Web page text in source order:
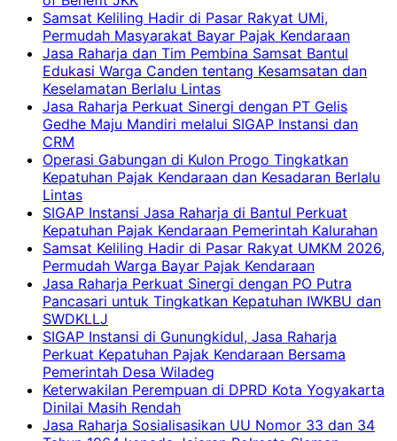
Samsat Keliling Hadir di Pasar Rakyat UMi,
Permudah Masyarakat Bayar Pajak Kendaraan
Jasa Raharja dan Tim Pembina Samsat Bantul
Edukasi Warga Canden tentang Kesamsatan dan
Keselamatan Berlalu Lintas
Jasa Raharja Perkuat Sinergi dengan PT Gelis
Gedhe Maju Mandiri melalui SIGAP Instansi dan
CRM
Operasi Gabungan di Kulon Progo Tingkatkan
Kepatuhan Pajak Kendaraan dan Kesadaran Berlalu
Lintas
SIGAP Instansi Jasa Raharja di Bantul Perkuat
Kepatuhan Pajak Kendaraan Pemerintah Kalurahan
Samsat Keliling Hadir di Pasar Rakyat UMKM 2026,
Permudah Warga Bayar Pajak Kendaraan
Jasa Raharja Perkuat Sinergi dengan PO Putra
Pancasari untuk Tingkatkan Kepatuhan IWKBU dan
SWDKLLJ
SIGAP Instansi di Gunungkidul, Jasa Raharja
Perkuat Kepatuhan Pajak Kendaraan Bersama
Pemerintah Desa Wiladeg
Keterwakilan Perempuan di DPRD Kota Yogyakarta
Dinilai Masih Rendah
Jasa Raharja Sosialisasikan UU Nomor 33 dan 34